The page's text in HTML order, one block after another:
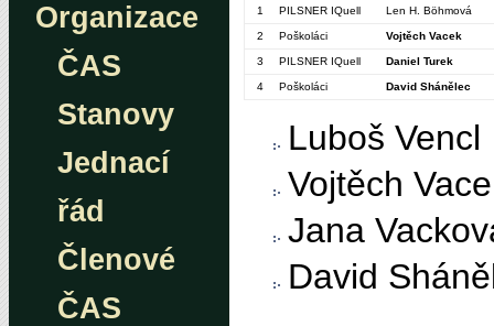
Organizace
ČAS
Stanovy
Jednací
řád
Členové
ČAS
1 PILSNER IQuell Len H. Böhmová
2 Poškoláci Vojtěch Vacek
3 PILSNER IQuell Daniel Turek
4 Poškoláci David Shánělec
Luboš Vencl
Vojtěch
Jana
David